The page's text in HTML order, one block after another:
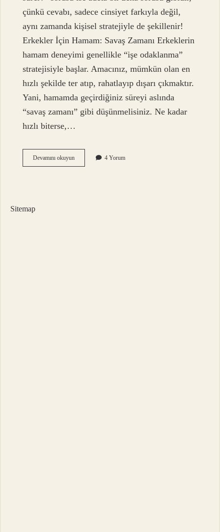
çünkü cevabı, sadece cinsiyet farkıyla değil,
aynı zamanda kişisel stratejiyle de şekillenir!
Erkekler İçin Hamam: Savaş Zamanı Erkeklerin
hamam deneyimi genellikle “işe odaklanma”
stratejisiyle başlar. Amacınız, mümkün olan en
hızlı şekilde ter atıp, rahatlayıp dışarı çıkmaktır.
Yani, hamamda geçirdiğiniz süreyi aslında
“savaş zamanı” gibi düşünmelisiniz. Ne kadar
hızlı biterse,…
Devamını okuyunBir
hamam
4 Yorum
Sitemap